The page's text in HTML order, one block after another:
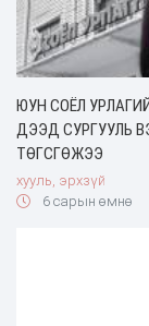
ЮУН СОЁЛ
ДЭЭД СУРГУУЛЬ
ТӨГСГӨЖЭЭ
хууль, эрхзүй
6 сарын өмнө